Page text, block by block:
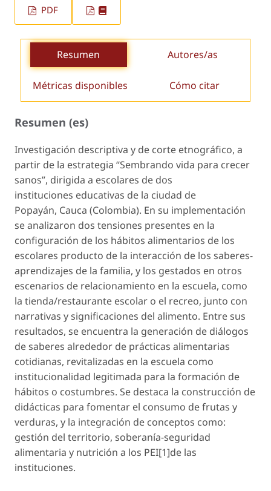
PDF
Resumen Autores/as
Métricas disponibles Cómo citar
Resumen (es)
Investigación descriptiva y de corte etnográfico, a
partir de la estrategia “Sembrando vida para crecer
sanos”, dirigida a escolares de dos
instituciones educativas de la ciudad de
Popayán, Cauca (Colombia). En su implementación
se analizaron dos tensiones presentes en la
configuración de los hábitos alimentarios de los
escolares producto de la interacción de los saberes-
aprendizajes de la familia, y los gestados en otros
escenarios de relacionamiento en la escuela, como
la tienda/restaurante escolar o el recreo, junto con
narrativas y significaciones del alimento. Entre sus
resultados, se encuentra la generación de diálogos
de saberes alrededor de prácticas alimentarias
cotidianas, revitalizadas en la escuela como
institucionalidad legitimada para la formación de
hábitos o costumbres. Se destaca la construcción de
didácticas para fomentar el consumo de frutas y
verduras, y la integración de conceptos como:
gestión del territorio, soberanía-seguridad
alimentaria y nutrición a los PEI[1]de las
instituciones.